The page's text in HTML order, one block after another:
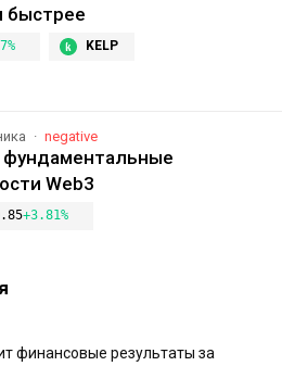
быстрее
KELP
negative
фундаментальные
Web3
+3.81%
финансовые результаты за